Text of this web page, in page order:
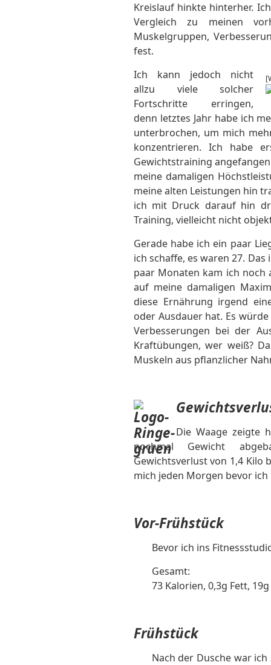
Kreislauf hinkte hinterher.
Vergleich zu meinen
Muskelgruppen,
fest.
Ich kann jedoch nicht
allzu viele solcher
Fortschritte erringen,
denn letztes Jahr habe ich
unterbrochen, um mich
konzentrieren. Ich habe
Gewichtstraining
meine damaligen
meine alten Leistungen hin
ich mit Druck darauf hin
Training, vielleicht nicht
Gerade habe ich ein paar
ich schaffe, es waren 27.
paar Monaten kam ich
auf meine damaligen
diese Ernährung irgend
oder Ausdauer hat. Es
Verbesserungen bei der
Kraftübungen, wer weiß?
Muskeln aus pflanzlicher
Die Waage zeigte
nochmal Gewicht
Gewichtsverlust von 1,4 Kilo
mich jeden Morgen bevor
Vor-Frühstück
Bevor ich ins
Gesamt:
73 Kalorien, 0,3g Fett,
Frühstück
Nach der Dusche war